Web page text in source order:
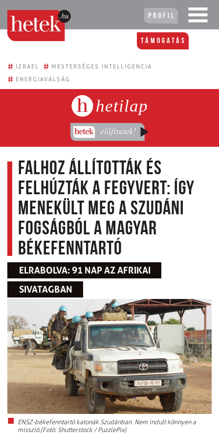
Profil
Támogatás
# IZRAEL # MESTERSÉGES INTELLIGENCIA
# ENERGIAVÁLSÁG
hetilap
Falhoz állították és
felhúzták a fegyvert: így
menekült meg a szudáni
fogságból a magyar
békefenntartó
ELRABOLVA: 91 NAP AZ AFRIKAI
SIVATAGBAN
ENSZ-békefenntartó katonák Szudánban. Nem indult könnyen a
misszió.(Fotó: Shutterstock / PuzzlePix)